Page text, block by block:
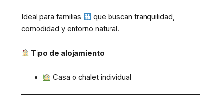
Ideal para familias
que buscan tranquilidad,
comodidad y entorno natural.
Tipo de alojamiento
Casa o chalet individual